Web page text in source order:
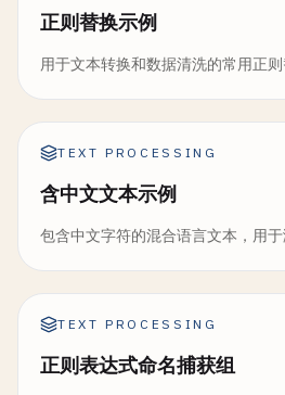
正则替换示例
用于文本转换和数据清洗的常用正
TEXT PROCESSING
含中文文本示例
包含中文字符的混合语言文本，用
TEXT PROCESSING
正则表达式命名捕获组